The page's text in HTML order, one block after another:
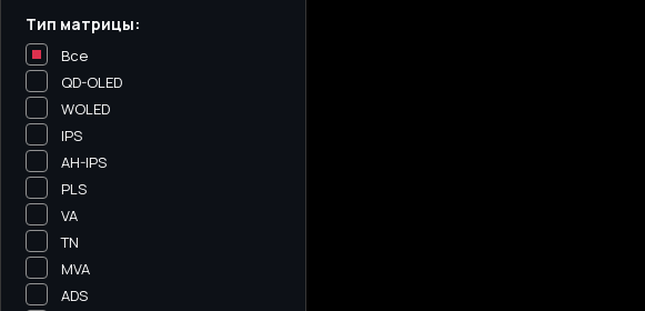
Тип матрицы:
Все
QD-OLED
WOLED
IPS
AH-IPS
PLS
VA
TN
MVA
ADS